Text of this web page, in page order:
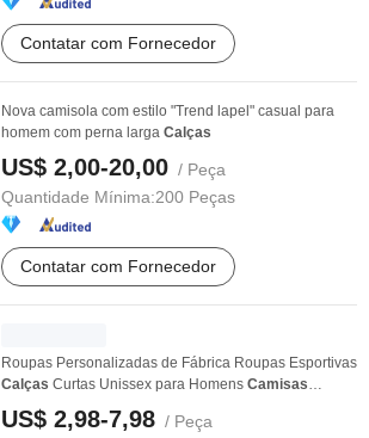
Contatar com Fornecedor
Nova camisola com estilo "Trend lapel" casual para
homem com perna larga Calças
US$ 2,00-20,00 / Peça
Quantidade Mínima:200 Peças
Contatar com Fornecedor
Roupas Personalizadas de Fábrica Roupas Esportivas
Calças Curtas Unissex para Homens Camisas
Calças
US$ 2,98-7,98 / Peça